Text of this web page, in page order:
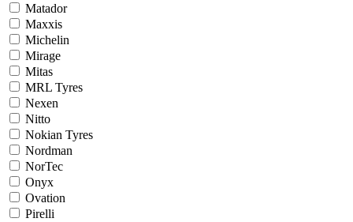
Matador
Maxxis
Michelin
Mirage
Mitas
MRL Tyres
Nexen
Nitto
Nokian Tyres
Nordman
NorTec
Onyx
Ovation
Pirelli